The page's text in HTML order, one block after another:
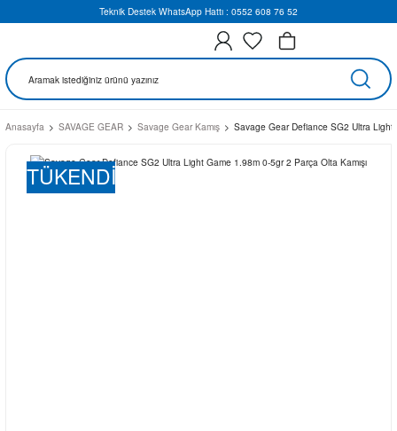
Teknik Destek WhatsApp Hattı : 0552 608 76 52
Anasayfa SAVAGE GEAR Savage Gear Kamış Savage Gear Defiance SG2 Ultra Light
TÜKENDİ